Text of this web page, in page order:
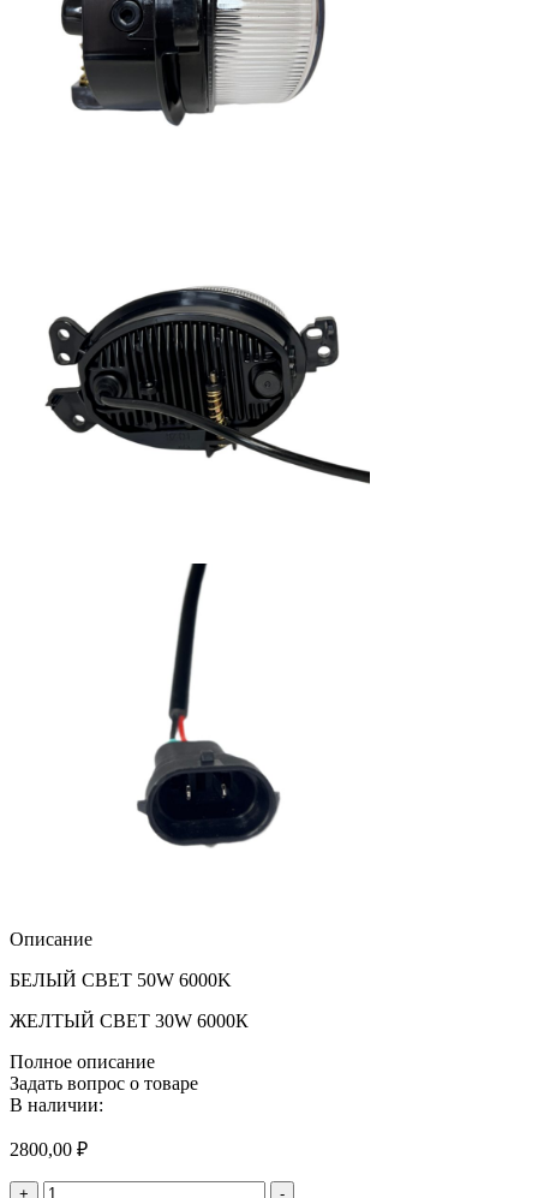
Описание
БЕЛЫЙ СВЕТ 50W 6000K
ЖЕЛТЫЙ СВЕТ 30W 6000К
Полное описание
Задать вопрос о товаре
В наличии:
2800,00 ₽
+ Количество -